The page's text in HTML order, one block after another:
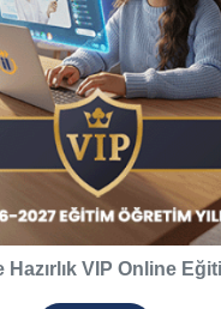
Hazırlık VIP Online